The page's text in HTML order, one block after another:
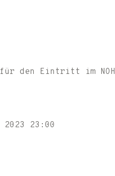
den Eintritt im
2023 23:00